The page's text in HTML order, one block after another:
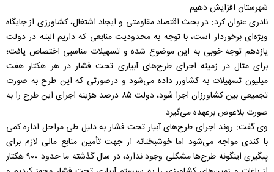
شهرستان افزایش دهیم.
نادری عنوان کرد: در بحث اقتصاد مقاومتی و ایجاد اشتغال، کشاورزی از جایگاه
ویژه‌ای برخوردار است، با توجه به محدودیت منابعی که داریم البته در دولت
یازدهم توجه خوبی به این موضوع شده و تسهیلات مناسبی اختصاص یافت؛
برای مثال در زمینه اجرای طرح‌های آبیاری تحت فشار در هر هکتار هفت
میلیون تسهیلات به کشاورز داده می‌شود و درصورتی که این طرح به صورت
تجمیعی بین کشاورزان اجرا شود، دولت ۸۵ درصد هزینه اجرای این طرح را به
صورت بلاعوض برعهده می‌گیرد.
وی گفت: روند اجرای طرح‌های آبیار تحت فشار به دلیل طی مراحل اداره کمی
با کندی مواجه می‌شود اما خوشبختانه از جهت تأمین منابع مالی لازم برای
پیگیری اینگونه طرح‌ها مشکلی وجود ندارد، در سال گذشته ما حدود ۹۰۰ هکتار